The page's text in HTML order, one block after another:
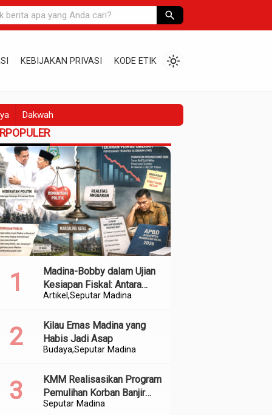
search
KEBIJAKAN PRIVASI KODE ETIK light_mode
Dakwah
Artikel Seputar Madina
Madina-Bobby dalam Ujian
Kesiapan Fiskal: Antara
Kedekatan Politik dan
BudayaSeputar Madina
Kilau Emas Madina yang
Habis Jadi Asap
Seputar Madina
KMM Realisasikan Program
Pemulihan Korban Banjir
dan Longsor di Kabupaten